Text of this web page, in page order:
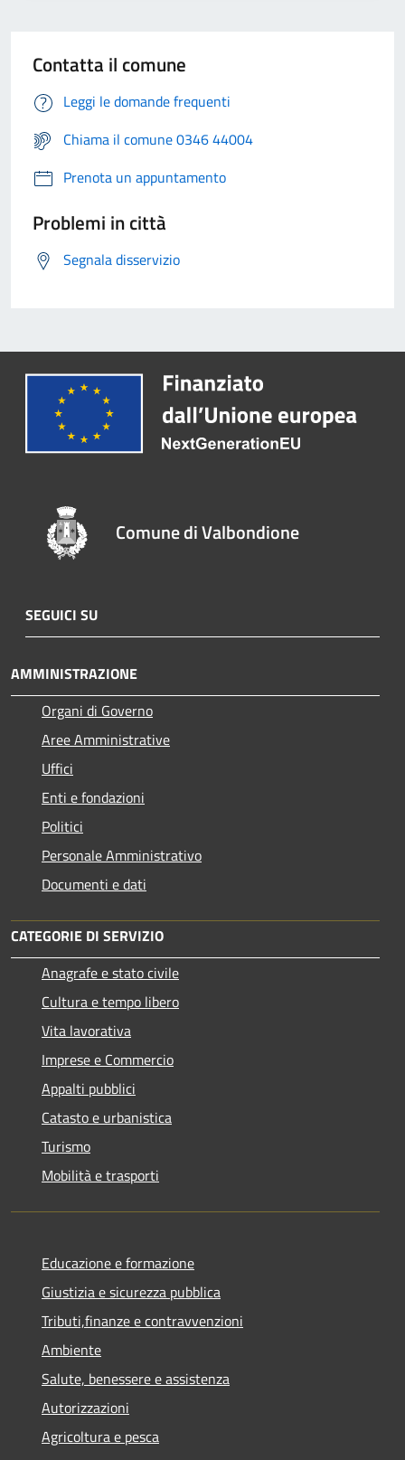
Contatta il comune
Leggi le domande frequenti
Chiama il comune 0346 44004
Prenota un appuntamento
Problemi in città
Segnala disservizio
Comune di Valbondione
SEGUICI SU
AMMINISTRAZIONE
Organi di Governo
Aree Amministrative
Uffici
Enti e fondazioni
Politici
Personale Amministrativo
Documenti e dati
CATEGORIE DI SERVIZIO
Anagrafe e stato civile
Cultura e tempo libero
Vita lavorativa
Imprese e Commercio
Appalti pubblici
Catasto e urbanistica
Turismo
Mobilità e trasporti
Educazione e formazione
Giustizia e sicurezza pubblica
Tributi,finanze e contravvenzioni
Ambiente
Salute, benessere e assistenza
Autorizzazioni
Agricoltura e pesca